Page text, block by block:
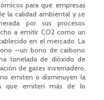
para que empresas
la calidad ambiental y se
por sus procesos
a emitir CO2 como un
en el mercado. La
—un bono de carbono
tonelada de dióxido de
de gases invernadero,
emiten o disminuyen la
que emiten más de lo